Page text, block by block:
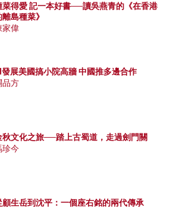
菜得愛 記一本好書──讀吳燕青的《在香港
離島種菜》
家偉
發展美國搞小院高牆 中國推多邊合作
品方
秋文化之旅──踏上古蜀道，走過劍門關
珍今
顧生岳到沈平：一個座右銘的兩代傳承